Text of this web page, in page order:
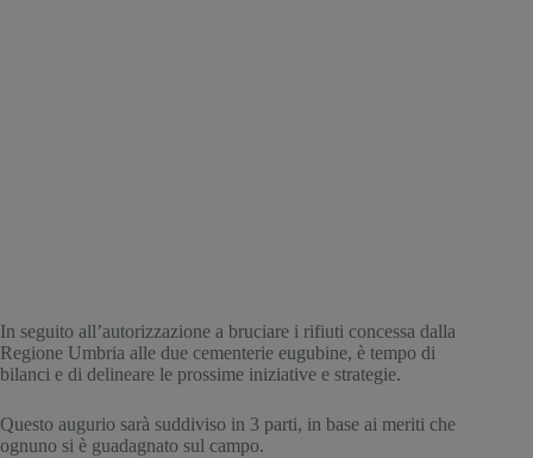
In seguito all’autorizzazione a bruciare i rifiuti concessa dalla
Regione Umbria alle due cementerie eugubine, è tempo di
bilanci e di delineare le prossime iniziative e strategie.
Questo augurio sarà suddiviso in 3 parti, in base ai meriti che
ognuno si è guadagnato sul campo.